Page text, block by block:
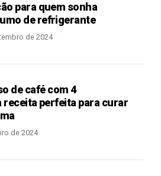
para quem sonha
de refrigerante
de 2024
de café com 4
receita perfeita para curar
de 2024